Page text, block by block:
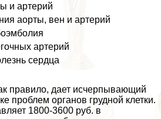
и артерий
аорты, вен и артерий
артерий
сердца
правило, дает исчерпывающий
проблем органов грудной клетки.
1800-3600 руб. в